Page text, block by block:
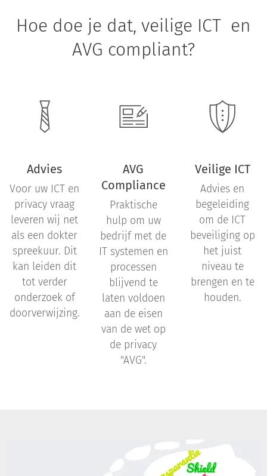
Hoe doe je dat, veilige ICT en
AVG compliant?
Advies
Voor uw ICT en
privacy vraag
leveren wij net
als een dokter
spreekuur. Dit
kan leiden dit
tot verder
onderzoek of
doorverwijzing.
AVG
Compliance
Praktische
hulp om uw
bedrijf met de
IT systemen en
processen
blijvend te
laten voldoen
aan de eisen
van de wet op
de privacy
"AVG".
Veilige ICT
Advies en
begeleiding
om de ICT
beveiliging op
het juist
niveau te
brengen en te
houden.